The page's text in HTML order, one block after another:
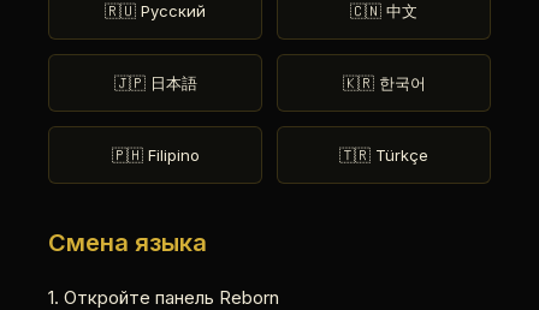
🇷🇺 Русский 🇨🇳 中文
🇯🇵 日本語 🇰🇷 한국어
🇵🇭 Filipino 🇹🇷 Türkçe
Смена языка
1. Откройте панель Reborn